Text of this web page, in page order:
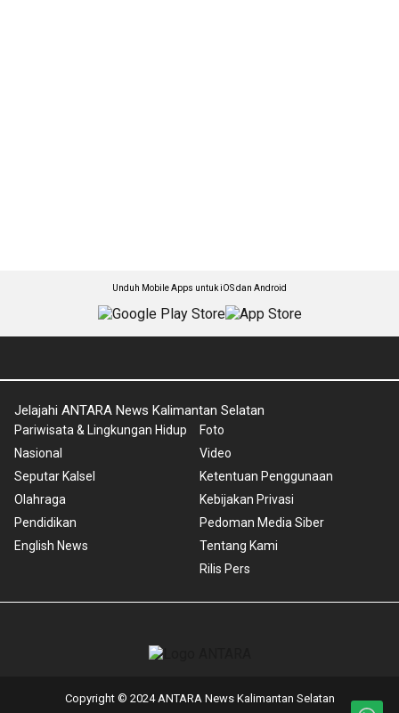
Unduh Mobile Apps untuk iOS dan Android
Jelajahi ANTARA News Kalimantan Selatan
Pariwisata & Lingkungan Hidup
Nasional
Seputar Kalsel
Olahraga
Pendidikan
English News
Foto
Video
Ketentuan Penggunaan
Kebijakan Privasi
Pedoman Media Siber
Tentang Kami
Rilis Pers
Copyright © 2024 ANTARA News Kalimantan Selatan